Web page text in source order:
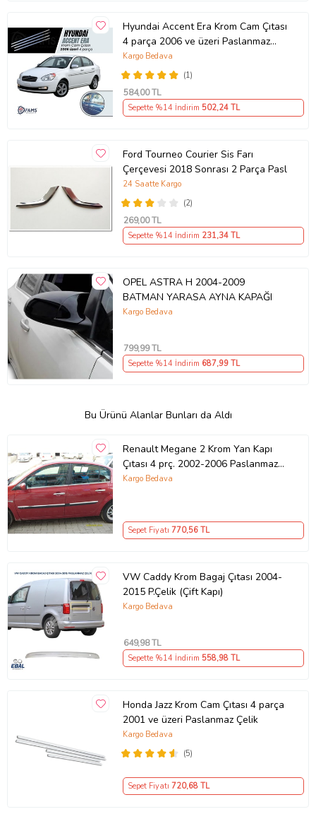
Hyundai Accent Era Krom Cam Çıtası
4 parça 2006 ve üzeri Paslanmaz
Çelik
(1)
Kargo Bedava
584,00 TL
Sepette %14 İndirim 502,24 TL
Ford Tourneo Courier Sis Farı
Çerçevesi 2018 Sonrası 2 Parça Pasl
(2)
24 Saatte Kargo
269,00 TL
Sepette %14 İndirim 231,34 TL
OPEL ASTRA H 2004-2009
BATMAN YARASA AYNA KAPAĞI
Kargo Bedava
799,99 TL
Sepette %14 İndirim 687,99 TL
Bu Ürünü Alanlar Bunları da Aldı
Renault Megane 2 Krom Yan Kapı
Çıtası 4 prç. 2002-2006 Paslanmaz
Çelik İNCE
Kargo Bedava
Sepet Fiyatı 770,56 TL
VW Caddy Krom Bagaj Çıtası 2004-
2015 P.Çelik (Çift Kapı)
Kargo Bedava
649,98 TL
Sepette %14 İndirim 558,98 TL
Honda Jazz Krom Cam Çıtası 4 parça
2001 ve üzeri Paslanmaz Çelik
(5)
Kargo Bedava
Sepet Fiyatı 720,68 TL